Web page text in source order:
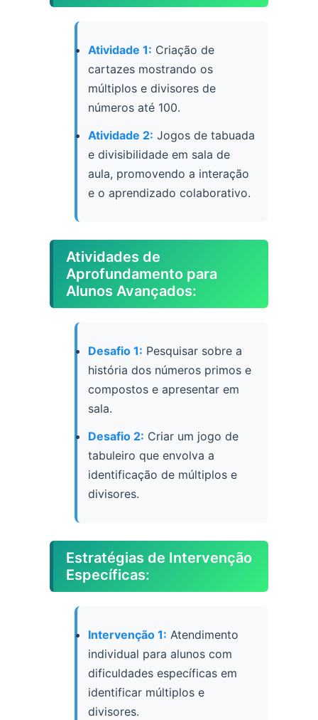
Atividade 1: Criação de
cartazes mostrando os
múltiplos e divisores de
números até 100.
Atividade 2: Jogos de tabuada
e divisibilidade em sala de
aula, promovendo a interação
e o aprendizado colaborativo.
Atividades de
Aprofundamento para
Alunos Avançados:
Desafio 1: Pesquisar sobre a
história dos números primos e
compostos e apresentar em
sala.
Desafio 2: Criar um jogo de
tabuleiro que envolva a
identificação de múltiplos e
divisores.
Estratégias de Intervenção
Específicas:
Intervenção 1: Atendimento
individual para alunos com
dificuldades específicas em
identificar múltiplos e
divisores.